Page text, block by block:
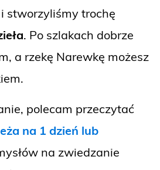
i stworzyliśmy trochę
. Po szlakach dobrze
a rzekę Narewkę możesz
polecam przeczytać
na 1 dzień lub
na zwiedzanie